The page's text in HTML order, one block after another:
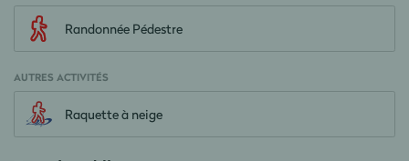
Randonnée Pédestre
AUTRES ACTIVITÉS
Raquette à neige